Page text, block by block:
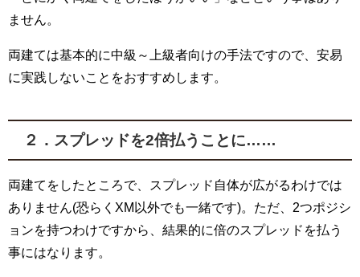
ません。
両建ては基本的に中級～上級者向けの手法ですので、安易
に実践しないことをおすすめします。
２．スプレッドを2倍払うことに……
両建てをしたところで、スプレッド自体が広がるわけでは
ありません(恐らく XM 以外でも一緒です)。ただ、 2つポジシ
ョンを持つわけですから、結果的に倍のスプレッドを払う
事にはなります。